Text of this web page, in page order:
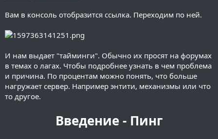
Вам в консоль отобразится ссылка. Переходим по ней.
И нам выдает "тайминги". Обычно их просят на форумах
в темах о лагах. Чтобы подробнее узнать в чем проблема
и причина. По процентам можно понять, что больше
нагружает сервер. Например энтити, механизмы или что
то другое.
Введение - Пинг